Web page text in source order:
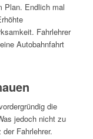
Plan. Endlich mal
Fahrlehrer
Autobahnfahrt
die
jedoch nicht zu
Fahrlehrer.